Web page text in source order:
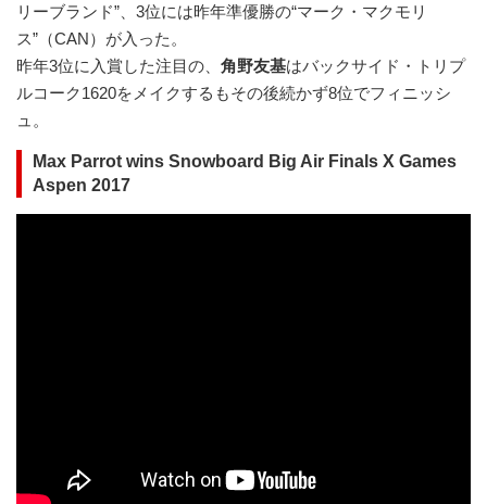
リーブランド”、3位には昨年準優勝の“マーク・マクモリ
ス”（CAN）が入った。
昨年3位に入賞した注目の、 角野友基はバックサイド・トリプ
ルコーク1620をメイクするもその後続かず8位でフィニッシ
ュ。
Max Parrot wins Snowboard Big Air Finals X Games
Aspen 2017